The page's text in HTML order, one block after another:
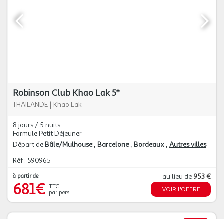
Robinson Club Khao Lak 5*
THAILANDE | Khao Lak
8 jours / 5 nuits
Formule Petit Déjeuner
Départ de Bâle/Mulhouse Barcelone Bordeaux Autres villes
Réf : 590965
à partir de
681€ TTC
par pers.
au lieu de 953 €
VOIR L'OFFRE